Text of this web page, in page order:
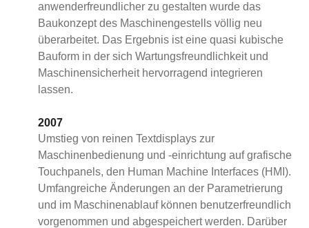
anwenderfreundlicher zu gestalten wurde das
Baukonzept des Maschinengestells völlig neu
überarbeitet. Das Ergebnis ist eine quasi kubische
Bauform in der sich Wartungsfreundlichkeit und
Maschinensicherheit hervorragend integrieren
lassen.
2007
Umstieg von reinen Textdisplays zur
Maschinenbedienung und -einrichtung auf grafische
Touchpanels, den Human Machine Interfaces (HMI).
Umfangreiche Änderungen an der Parametrierung
und im Maschinenablauf können benutzerfreundlich
vorgenommen und abgespeichert werden. Darüber